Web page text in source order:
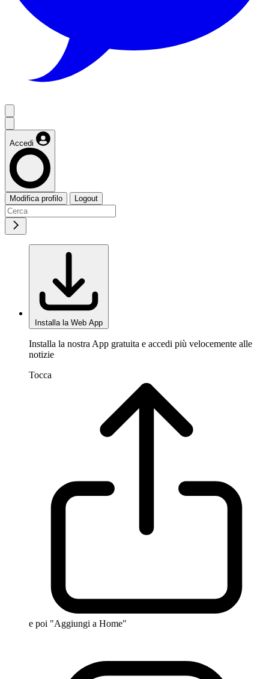
Accedi
Modifica profilo Logout
Installa la Web App
Installa la nostra App gratuita e accedi più velocemente alle
notizie
Tocca
e poi "Aggiungi a Home"